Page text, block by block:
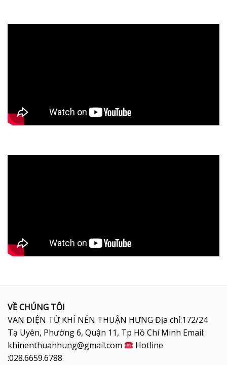
VỀ CHÚNG TÔI
VAN ĐIỆN TỪ KHÍ NÉN THUẬN HƯNG Địa chỉ:172/24
Tạ Uyên, Phường 6, Quận 11, Tp Hồ Chí Minh Email:
khinenthuanhung@gmail.com
Hotline
:028.6659.6788